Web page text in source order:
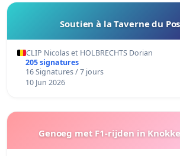
Soutien à la Taverne du
CLIP Nicolas et HOLBRECHTS Dorian
205 signatures
16 Signatures / 7 jours
10 Jun 2026
Genoeg met F1-rijden in